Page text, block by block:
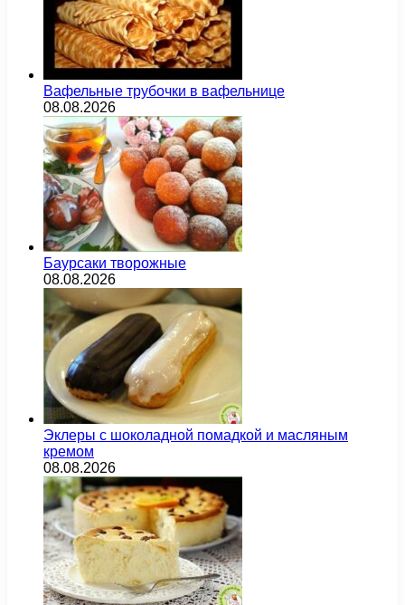
Вафельные трубочки в вафельнице
08.08.2026
Баурсаки творожные
08.08.2026
Эклеры с шоколадной помадкой и масляным
кремом
08.08.2026